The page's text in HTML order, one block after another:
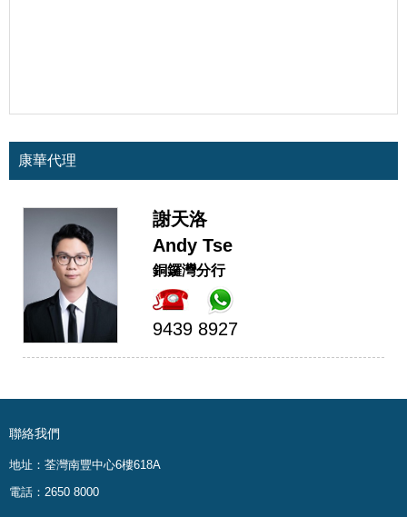
康華代理
謝天洛
Andy Tse
銅鑼灣分行
9439 8927
聯絡我們
地址：荃灣南豐中心6樓618A
電話：2650 8000